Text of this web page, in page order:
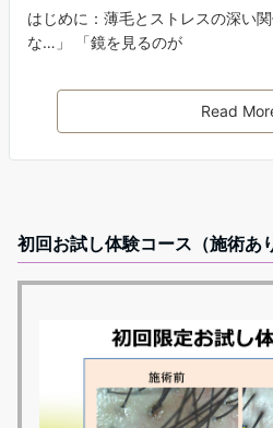
はじめに：薄毛とストレスの深い
な…」 「鏡を見るのが
Read
初回お試し体験コース（施術あ